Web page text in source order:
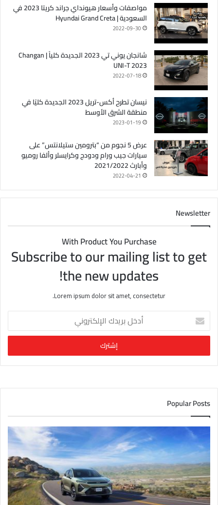
مواصفات وأسعار هيونداي جراند كريتا 2023 في
السعودية | Hyundai Grand Creta
2022-09-30
شانجان يوني تي 2023 الجديدة كلياً | Changan
UNI-T 2023
2022-07-18
نيسان تطرح أكس-تريل 2023 الجديدة كليًا في
منطقة الشرق الأوسط
2023-01-19
عرض 5 نجوم من “بترومين ستيلانتس” على
سيارات جيب ورام ودودج وكرايسلر وألفا روميو
وأبارث 2021/2022
2022-04-21
Newsletter
With Product You Purchase
Subscribe to our mailing list to get
the new updates!
Lorem ipsum dolor sit amet, consectetur.
خ
ب
ر
د
ا
ل
إ
ل
ك
ر
و
ن
ي
Popular Posts